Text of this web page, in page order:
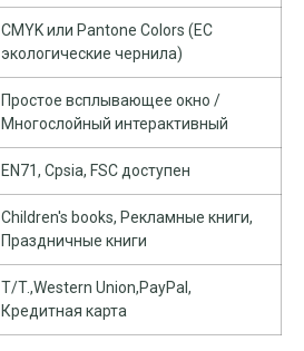
CMYK или Pantone Colors (ЕС
экологические чернила)
Простое всплывающее окно /
Многослойный интерактивный
EN71, Cpsia, FSC доступен
Children's books, Рекламные книги,
Праздничные книги
T/T.,Western Union,PayPal,
Кредитная карта